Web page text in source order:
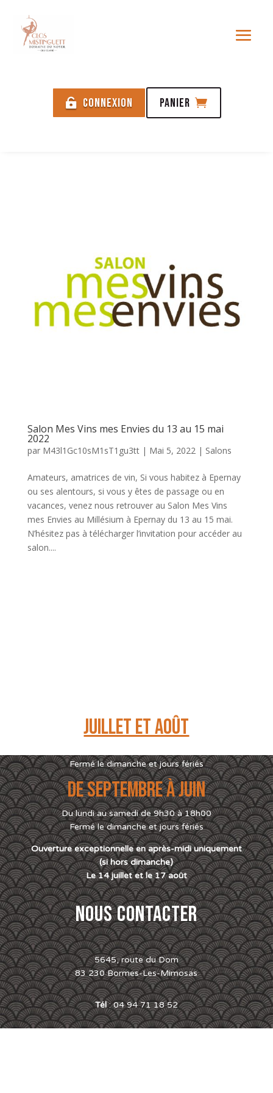
 Connexion Panier 
Salon Mes Vins mes Envies du 13 au 15 mai
2022
par M43l1Gc10sM1sT1gu3tt| Mai 5, 2022| Salons
Amateurs, amatrices de vin, Si vous habitez à Epernay
ou ses alentours, si vous y êtes de passage ou en
vacances, venez nous retrouver au Salon Mes Vins
mes Envies au Millésium à Epernay du 13 au 15 mai.
N’hésitez pas à télécharger l’invitation pour accéder au
salon....
Juillet et Août
Fermé le dimanche et jours fériés
De Septembre à Juin
Du lundi au samedi de 9h30 à 18h00
Fermé le dimanche et jours fériés
Ouverture exceptionnelle en après-midi uniquement
(si hors dimanche)
Le 14 juillet et le 17 août
NOUS CONTACTER
5645, route du Dom
83 230 Bormes-Les-Mimosas
Tél: 04 94 71 18 52